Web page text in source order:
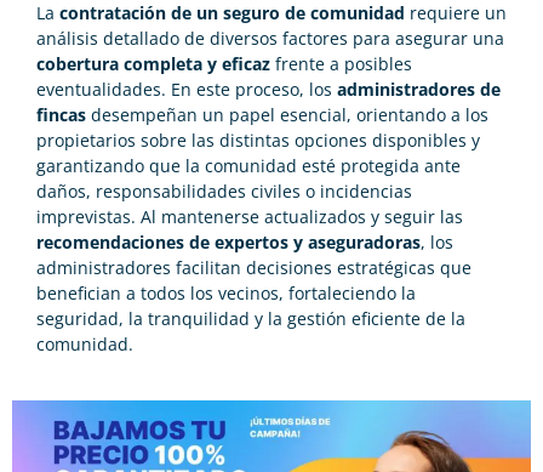
La contratación de un seguro de comunidad requiere un
análisis detallado de diversos factores para asegurar una
cobertura completa y eficaz frente a posibles
eventualidades. En este proceso, los administradores de
fincas desempeñan un papel esencial, orientando a los
propietarios sobre las distintas opciones disponibles y
garantizando que la comunidad esté protegida ante
daños, responsabilidades civiles o incidencias
imprevistas. Al mantenerse actualizados y seguir las
recomendaciones de expertos y aseguradoras, los
administradores facilitan decisiones estratégicas que
benefician a todos los vecinos, fortaleciendo la
seguridad, la tranquilidad y la gestión eficiente de la
comunidad.